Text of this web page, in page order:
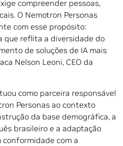
compreender pessoas,
O Nemotron Personas
com esse propósito:
que reflita a diversidade do
de soluções de IA mais
Nelson Leoni, CEO da
como parceira responsável
Personas ao contexto
da base demográfica, a
brasileiro e a adaptação
conformidade com a